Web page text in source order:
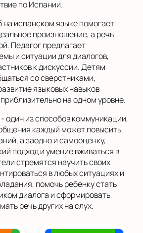
по Испании.
на испанском языке помогает
произношение, а речь
Педагог предлагает
и ситуации для диалогов,
к дискуссии. Детям
со сверстниками,
языковых навыков
на одном уровне.
один из способов коммуникации,
каждый может повысить
а заодно и самооценку,
подход и умение вживаться в
стремятся научить своих
в любых ситуациях и
помочь ребенку стать
диалога и сформировать
речь других на слух.